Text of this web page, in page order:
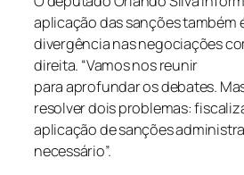
aplicação das sanções também
divergência nas negociações
direita. “Vamos nos reunir
para aprofundar os debates.
resolver dois problemas:
aplicação de sanções
necessário”.